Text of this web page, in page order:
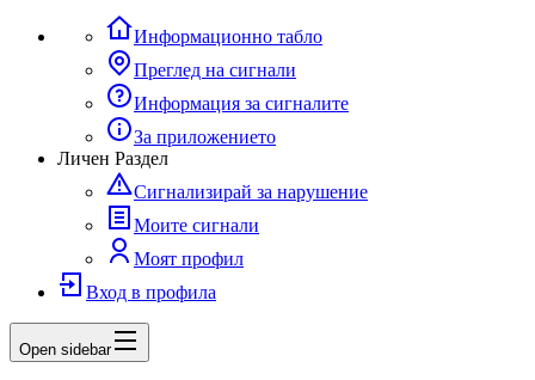
Информационно табло
Преглед на сигнали
Информация за сигналите
За приложението
Личен Раздел
Сигнализирай за нарушение
Моите сигнали
Моят профил
Вход в профила
Open sidebar